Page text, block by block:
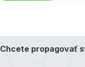
Chcete propagovať